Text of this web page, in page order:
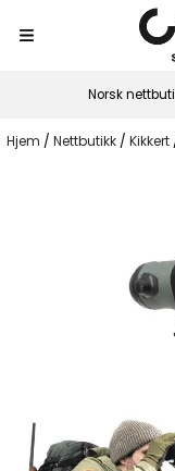
Norsk
Hjem / Nettbutikk / Kikkert